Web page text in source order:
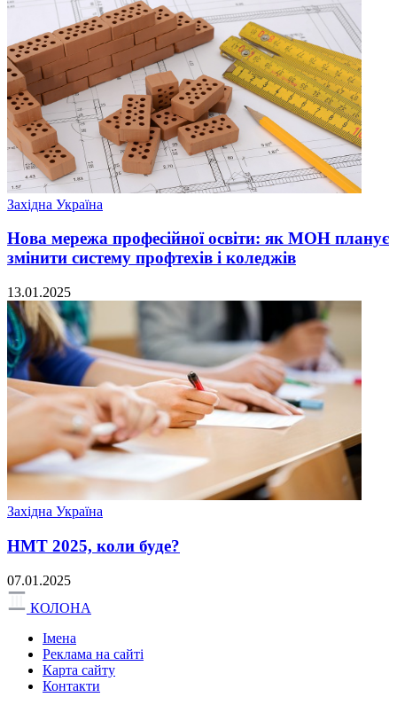
Західна Україна
Нова мережа професійної освіти: як МОН планує
змінити систему профтехів і коледжів
13.01.2025
Західна Україна
НМТ 2025, коли буде?
07.01.2025
КОЛОНА
Імена
Реклама на сайті
Карта сайту
Контакти